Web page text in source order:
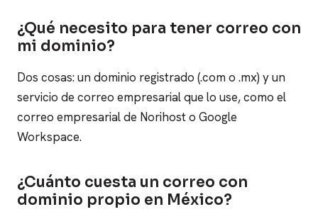
¿Qué necesito para tener correo con
mi dominio?
Dos cosas: un dominio registrado (.com o .mx) y un
servicio de correo empresarial que lo use, como el
correo empresarial de Norihost o Google
Workspace.
¿Cuánto cuesta un correo con
dominio propio en México?